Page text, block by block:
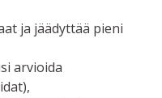
ja jäädyttää pieni
arvioida